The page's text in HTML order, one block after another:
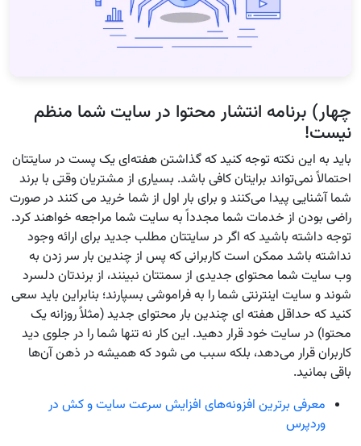
چهار) برنامه انتشار محتوا در سایت شما منظم
نیست!
باید به این نکته توجه کنید که گذاشتن هفته‌ای یک پست در سایتتان
احتمالاً نمی‌تواند برایتان کافی باشد. بسیاری از مشتریان وقتی با برند
شما آشنایی پیدا می‌کنند و برای بار اول از شما خرید می ‌کنند در صورت
راضی بودن از خدمات شما مجدداً به سایت شما مراجعه خواهند کرد.
توجه داشته باشید که اگر در سایتتان مطلب جدید برای ارائه وجود
نداشته باشد ممکن است کاربرانی که پس از چندین بار سر زدن به
وب ‌سایت شما محتوای جدیدی از سمتتان نبینند، از برندتان دلسرد
شوند و سایت اینترنتی شما را به فراموشی بسپارند؛ بنابراین باید سعی
کنید که حداقل هفته ‌ای چندین بار محتوای جدید (مثلاً روزانه یک
محتوا) در سایت خود قرار دهید. این کار نه تنها شما را در جلوی دید
کاربران قرار می‌دهد، بلکه سبب می‌ شود که همیشه در ذهن آن‌ها
باقی بمانید.
معرفی برترین افزونه‌های افزایش سرعت سایت و کش در
وردپرس